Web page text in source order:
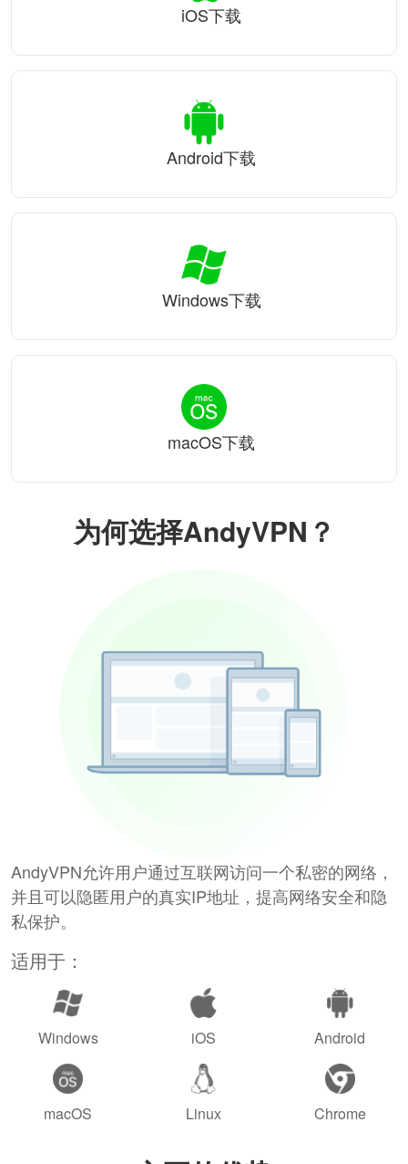
为何选择AndyVPN？
AndyVPN允许用户通过互联网访问一个私密的网络，
并且可以隐匿用户的真实IP地址，提高网络安全和隐
私保护。
适用于：
Windows iOS Android
macOS Linux Chrome
iOS下载
Android下载
Windows下载
macOS下载